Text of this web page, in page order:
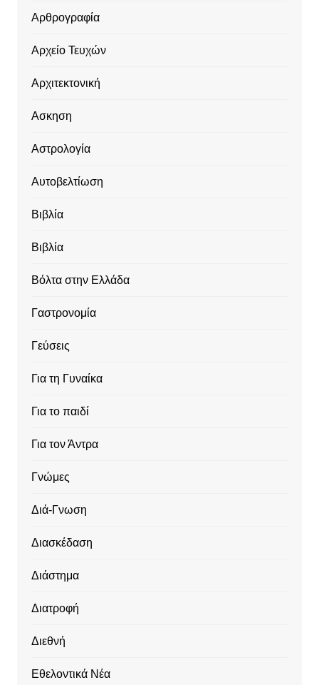
Αρθρογραφία
Αρχείο Τευχών
Αρχιτεκτονική
Ασκηση
Αστρολογία
Αυτοβελτίωση
Βιβλία
Βιβλία
Βόλτα στην Ελλάδα
Γαστρονομία
Γεύσεις
Για τη Γυναίκα
Για το παιδί
Για τον Άντρα
Γνώμες
Διά-Γνωση
Διασκέδαση
Διάστημα
Διατροφή
Διεθνή
Εθελοντικά Νέα